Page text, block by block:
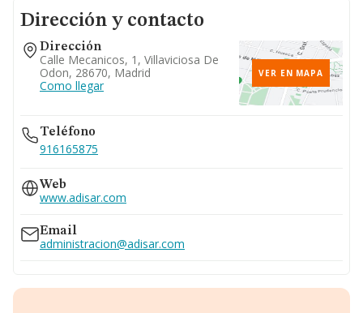
Dirección y contacto
Dirección
Calle Mecanicos, 1, Villaviciosa De
Odon, 28670, Madrid
Como llegar
VER EN MAPA
Teléfono
916165875
Web
www.adisar.com
Email
administracion@adisar.com